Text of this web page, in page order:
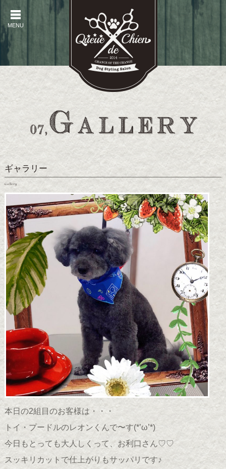
MENU
ギャラリー
Gallery
本日の2組目のお客様は・・・
トイ・プードルのレオンくんで〜す(*’ω’*)
今日もとっても大人しくって、お利口さん♡♡
スッキリカットで仕上がりもサッパリです♪